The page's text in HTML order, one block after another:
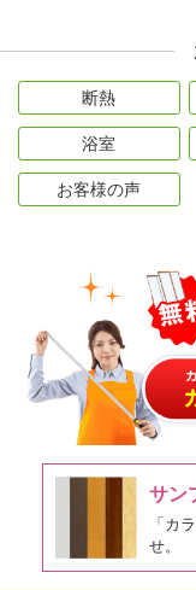
断熱
浴室
お客様の声
サン
「カ
せ。